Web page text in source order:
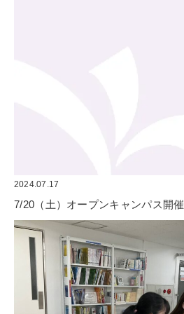
2024.07.17
7/20（土）オープンキャンパス開催